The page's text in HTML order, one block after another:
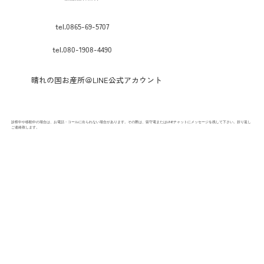
tel.0865-69-5707
診察中や移動中の場合は、お電話・コールに出られない場合があります。その際は、留守電またはLINEチャットにメッセージを残して下さい。折り返し
ご連絡致します。
tel.080-1908-4490
晴れの国お産所＠LINE公式アカウント